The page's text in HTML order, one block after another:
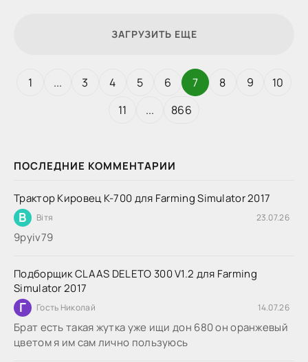
ПОСЛЕДНИЕ КОММЕНТАРИИ
Трактор Кировец К-700 для Farming Simulator 2017
В Вітя 23.07.26
9руіv79
Подборщик CLAAS DELETO 300 V1.2 для Farming
Simulator 2017
Г Гость Николай 14.07.26
Брат есть такая жутка уже ищи дон 680 он оранжевый
цветом я им сам лично пользуюсь
ЗАГРУЗИТЬ ЕЩЕ
1 ... 3 4 5 6 7 8 9
10
11
... 866